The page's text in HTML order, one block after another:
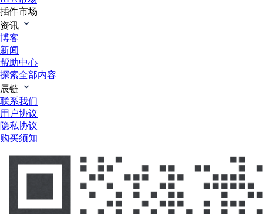
插件市场
资讯
博客
新闻
帮助中心
探索全部内容
辰链
联系我们
用户协议
隐私协议
购买须知